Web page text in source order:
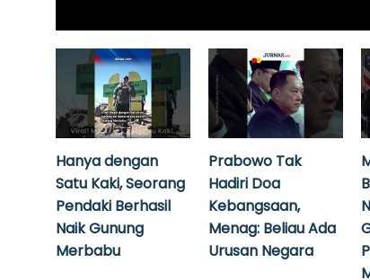
Hanya dengan
Satu Kaki, Seorang
Pendaki Berhasil
Naik Gunung
Merbabu
Prabowo Tak
Hadiri Doa
Kebangsaan,
Menag: Beliau Ada
Urusan Negara